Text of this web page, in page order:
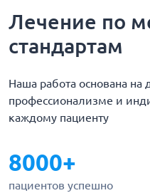
Лечение по
стандартам
Наша работа основана на
профессионализме и
каждому пациенту
8000+
пациентов успешно